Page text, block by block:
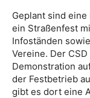
Geplant sind
ein Straßenfest
Infoständen
Vereine. Der
Demonstration
der Festbetrieb
gibt es dort eine